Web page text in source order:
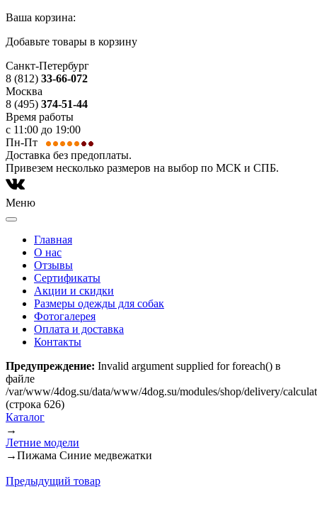
Ваша корзина:
Добавьте товары в корзину
Санкт-Петербург
8 (812) 33-66-072
Москва
8 (495) 374-51-44
Время работы
с 11:00 до 19:00
Пн-Пт
Доставка без предоплаты.
Привезем несколько размеров на выбор по МСК и СПБ.
Меню
Главная
О нас
Отзывы
Сертификаты
Акции и скидки
Размеры одежды для собак
Фотогалерея
Оплата и доставка
Контакты
Предупреждение: Invalid argument supplied for foreach() в
файле
/var/www/4dog.su/data/www/4dog.su/modules/shop/delivery/
(строка 626)
Каталог
→
Летние модели
→Пижама Синие медвежатки
Предыдущий товар